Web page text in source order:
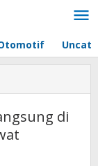
di